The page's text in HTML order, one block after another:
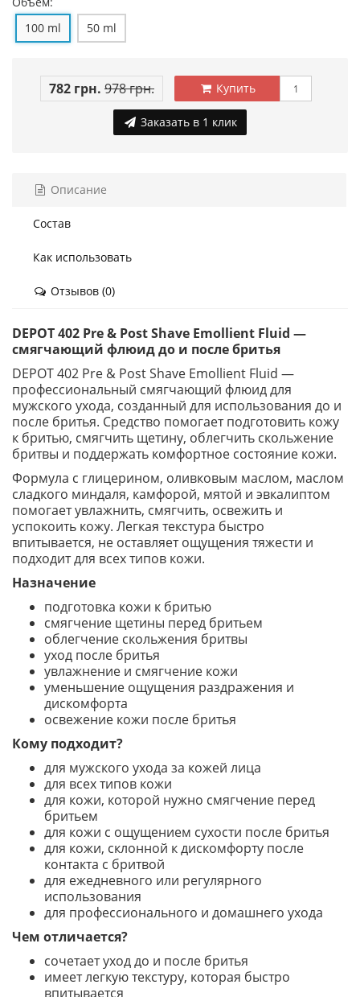
100 ml
50 ml
782 грн. 978 грн. Купить
Заказать в 1 клик
Описание
Состав
Как использовать
Отзывов (0)
DEPOT 402 Pre & Post Shave Emollient Fluid —
смягчающий флюид до и после бритья
DEPOT 402 Pre & Post Shave Emollient Fluid —
профессиональный смягчающий флюид для
мужского ухода, созданный для использования до и
после бритья. Средство помогает подготовить кожу
к бритью, смягчить щетину, облегчить скольжение
бритвы и поддержать комфортное состояние кожи.
Формула с глицерином, оливковым маслом, маслом
сладкого миндаля, камфорой, мятой и эвкалиптом
помогает увлажнить, смягчить, освежить и
успокоить кожу. Легкая текстура быстро
впитывается, не оставляет ощущения тяжести и
подходит для всех типов кожи.
Назначение
подготовка кожи к бритью
смягчение щетины перед бритьем
облегчение скольжения бритвы
уход после бритья
увлажнение и смягчение кожи
уменьшение ощущения раздражения и
дискомфорта
освежение кожи после бритья
Кому подходит?
для мужского ухода за кожей лица
для всех типов кожи
для кожи, которой нужно смягчение перед
бритьем
для кожи с ощущением сухости после бритья
для кожи, склонной к дискомфорту после
контакта с бритвой
для ежедневного или регулярного
использования
для профессионального и домашнего ухода
Чем отличается?
сочетает уход до и после бритья
имеет легкую текстуру, которая быстро
впитывается